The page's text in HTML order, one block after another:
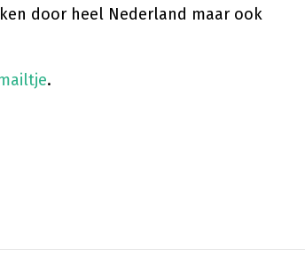
door heel Nederland maar ook
.